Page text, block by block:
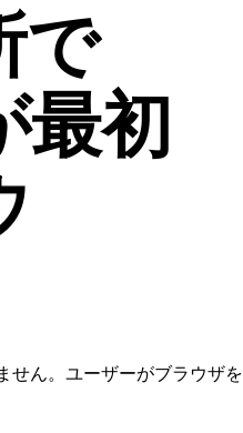
で
最初
せん。ユーザーがブラウザを